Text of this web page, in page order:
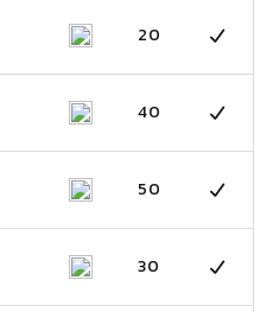
20
40
50
30